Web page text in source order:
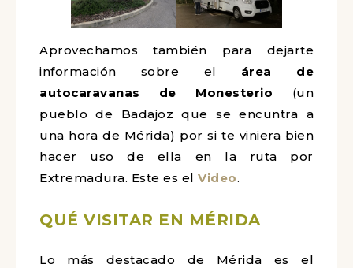
Aprovechamos también para dejarte
información sobre el área de
autocaravanas de Monesterio (un
pueblo de Badajoz que se encuntra a
una hora de Mérida) por si te viniera bien
hacer uso de ella en la ruta por
Extremadura. Este es el Video.
QUÉ VISITAR EN MÉRIDA
Lo más destacado de Mérida es el